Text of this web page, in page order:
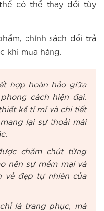
có thể thay đổi tùy
chính sách đổi trả
khi mua hàng.
hợp hoàn hảo giữa
cách hiện đại.
kế tỉ mỉ và chi tiết
lại sự thoải mái
chăm chút từng
nên sự mềm mại và
vẻ đẹp tự nhiên của
là trang phục, mà